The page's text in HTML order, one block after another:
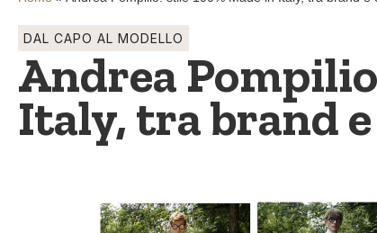
DAL CAPO AL MODELLO
Andrea
Italy, tra brand